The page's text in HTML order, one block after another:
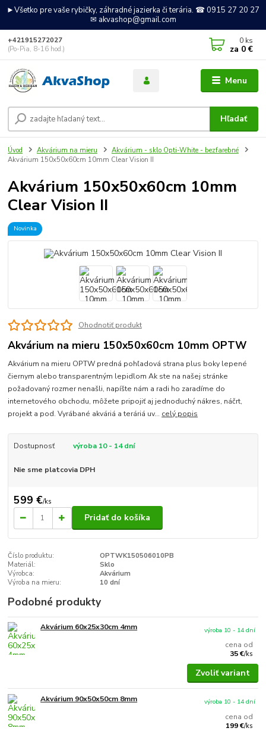
►Všetko pre vaše rybičky, záhradné jazierka či terária. ☎ 0915 27 20 27
✉ akvashop@gmail.com
Menu
Hľadať
+421915272027
(Po-Pia, 8-16 hod.)
0 ks
za 0 €
Úvod Akvárium na mieru
Akvárium - sklo Opti-White - bezfarebné
Akvárium 150x50x60cm 10mm Clear Vision II
Akvárium 150x50x60cm 10mm
Clear Vision II
Novinka
Ohodnotiť produkt
Akvárium na mieru 150x50x60cm 10mm OPTW
Akvárium na mieru OPTW predná pohľadová strana plus boky lepené
čiernym alebo transparentným lepidlom Ak ste na našej stránke
požadovaný rozmer nenašli, napíšte nám a radi ho zaradíme do
internetového obchodu, môžete pripojiť aj jednoduchý nákres, náčrt,
projekt a pod. Vyrábané akváriá a teráriá uv... celý popis
Dostupnosť výroba 10 - 14 dní
Nie sme platcovia DPH
599 €/ks
Pridať do košíka
Číslo produktu:
OPTWK150506010PB
Materiál:
Sklo
Výrobca:
Akvárium
Výroba na mieru:
10 dní
Podobné produkty
Akvárium 60x25x30cm 4mm
cena od
35 €/ks
výroba 10 - 14 dní
Zvoliť variant
Akvárium 90x50x50cm 8mm
cena od
199 €/ks
výroba 10 - 14 dní